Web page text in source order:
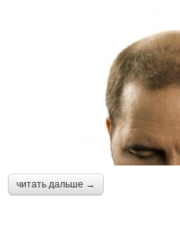
читать дальше →